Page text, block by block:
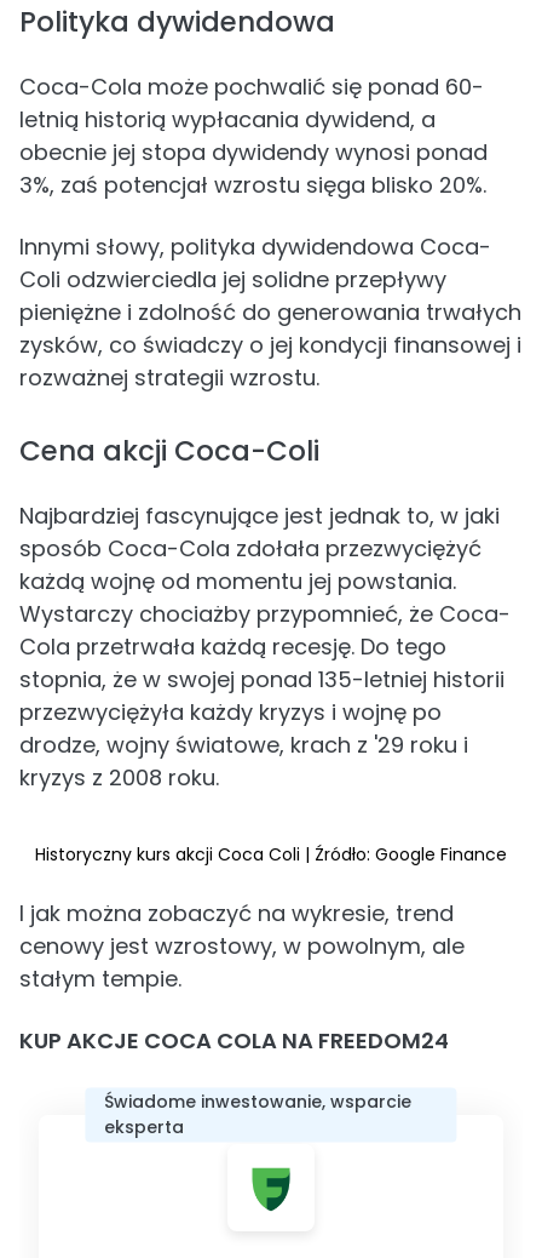
Polityka dywidendowa
Coca-Cola może pochwalić się ponad 60-
letnią historią wypłacania dywidend, a
obecnie jej stopa dywidendy wynosi ponad
3%, zaś potencjał wzrostu sięga blisko 20%.
Innymi słowy, polityka dywidendowa Coca-
Coli odzwierciedla jej solidne przepływy
pieniężne i zdolność do generowania trwałych
zysków, co świadczy o jej kondycji finansowej i
rozważnej strategii wzrostu.
Cena akcji Coca-Coli
Najbardziej fascynujące jest jednak to, w jaki
sposób Coca-Cola zdołała przezwyciężyć
każdą wojnę od momentu jej powstania.
Wystarczy chociażby przypomnieć, że Coca-
Cola przetrwała każdą recesję. Do tego
stopnia, że w swojej ponad 135-letniej historii
przezwyciężyła każdy kryzys i wojnę po
drodze, wojny światowe, krach z '29 roku i
kryzys z 2008 roku.
Historyczny kurs akcji Coca Coli | Źródło: Google Finance
I jak można zobaczyć na wykresie, trend
cenowy jest wzrostowy, w powolnym, ale
stałym tempie.
KUP AKCJE COCA COLA NA FREEDOM24
Świadome inwestowanie, wsparcie
eksperta